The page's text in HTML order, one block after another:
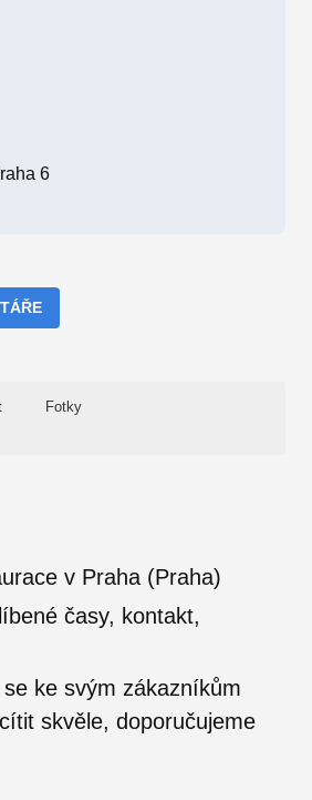
6
Fotky
v Praha (Praha)
časy, kontakt,
ke svým zákazníkům
skvěle, doporučujeme